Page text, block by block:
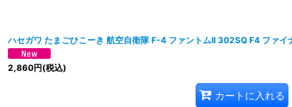
ハセガワ たまごひこーき 航空自衛隊 F-4 ファントムII 302SQ F4 ファイ
2,860円(税込)
カートに入れる